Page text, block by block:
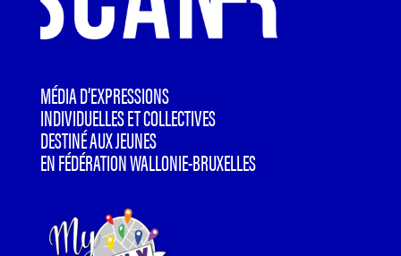
MÉDIA D’EXPRESSIONS
INDIVIDUELLES ET COLLECTIVES
DESTINÉ AUX JEUNES
EN FÉDÉRATION WALLONIE-BRUXELLES